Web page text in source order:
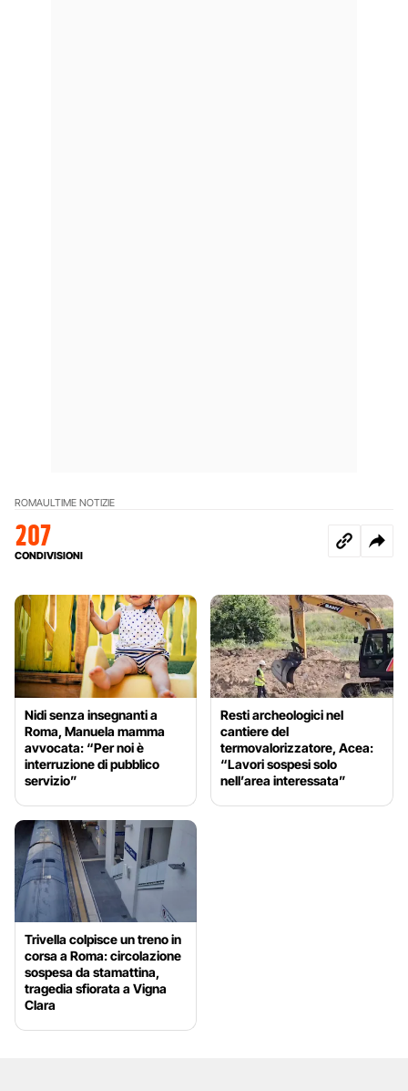
ROMAULTIME NOTIZIE
207
CONDIVISIONI
Nidi senza insegnanti a
Roma, Manuela mamma
avvocata: “Per noi è
interruzione di pubblico
servizio”
Resti archeologici nel
cantiere del
termovalorizzatore, Acea:
“Lavori sospesi solo
nell’area interessata”
Trivella colpisce un treno in
corsa a Roma: circolazione
sospesa da stamattina,
tragedia sfiorata a Vigna
Clara